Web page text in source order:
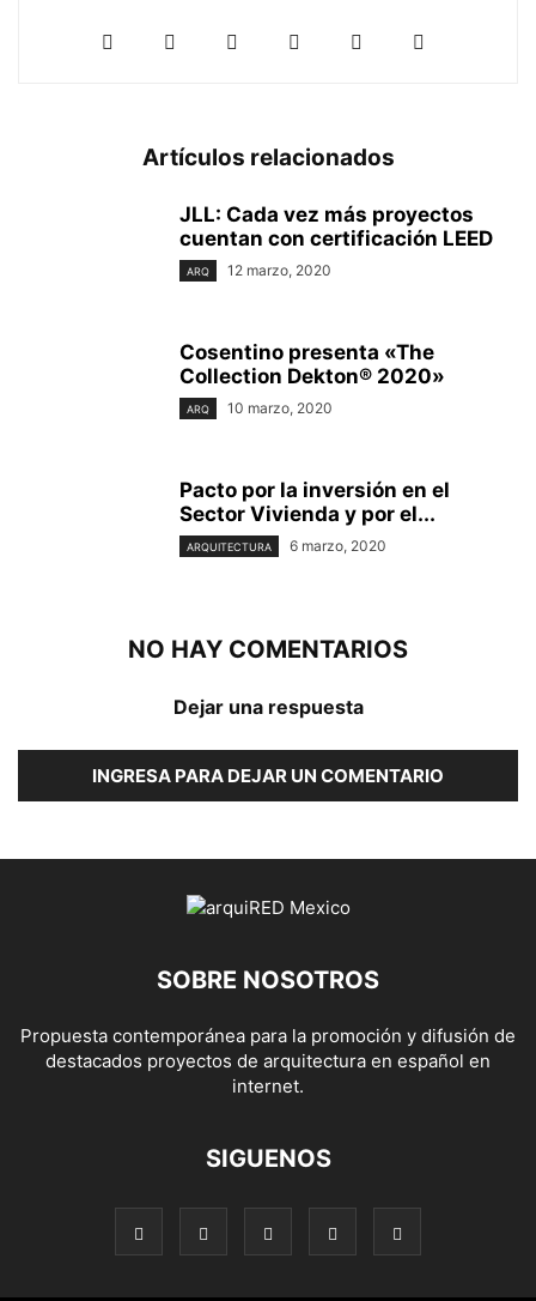
Artículos relacionados
JLL: Cada vez más proyectos
cuentan con certificación LEED
ARQ 12 marzo, 2020
Cosentino presenta «The
Collection Dekton® 2020»
ARQ 10 marzo, 2020
Pacto por la inversión en el
Sector Vivienda y por el...
ARQUITECTURA 6 marzo, 2020
NO HAY COMENTARIOS
Dejar una respuesta
INGRESA PARA DEJAR UN COMENTARIO
SOBRE NOSOTROS
Propuesta contemporánea para la promoción y difusión de
destacados proyectos de arquitectura en español en
internet.
SIGUENOS